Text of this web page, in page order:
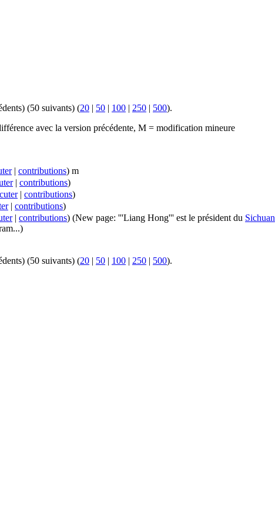
(50 suivants) (20 | 50 | 100 | 250 | 500).
avec la version précédente, M = modification mineure
| contributions) m
| contributions)
| contributions)
| contributions)
| contributions) (New page: '''Liang Hong''' est le président du Sichuan
(50 suivants) (20 | 50 | 100 | 250 | 500).